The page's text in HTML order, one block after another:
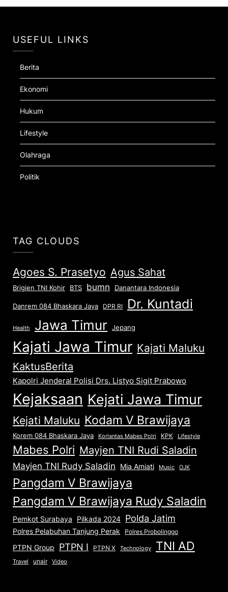
USEFUL LINKS
Berita
Ekonomi
Hukum
Lifestyle
Olahraga
Politik
TAG CLOUDS
Agoes S. Prasetyo Agus Sahat
Brigjen TNI Kohir BTS bumn Danantara Indonesia
Danrem 084 Bhaskara Jaya DPR RI Dr. Kuntadi
Health Jawa Timur Jepang
Kajati Jawa Timur Kajati Maluku
KaktusBerita
Kapolri Jenderal Polisi Drs. Listyo Sigit Prabowo
Kejaksaan Kejati Jawa Timur
Kejati Maluku Kodam V Brawijaya
Korem 084 Bhaskara Jaya Korlantas Mabes Polri KPK Lifestyle
Mabes Polri Mayjen TNI Rudi Saladin
Mayjen TNI Rudy Saladin Mia Amiati Music OJK
Pangdam V Brawijaya
Pangdam V Brawijaya Rudy Saladin
Pemkot Surabaya Pilkada 2024 Polda Jatim
Polres Pelabuhan Tanjung Perak Polres Probolinggo
PTPN Group PTPN I PTPN X Technology TNI AD
Travel unair Video